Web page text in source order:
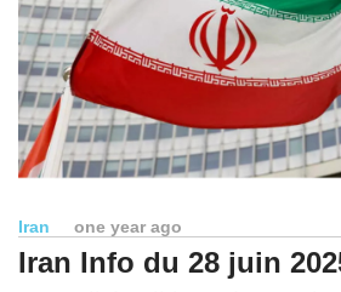
Iran one year ago
Iran Info du 28 juin